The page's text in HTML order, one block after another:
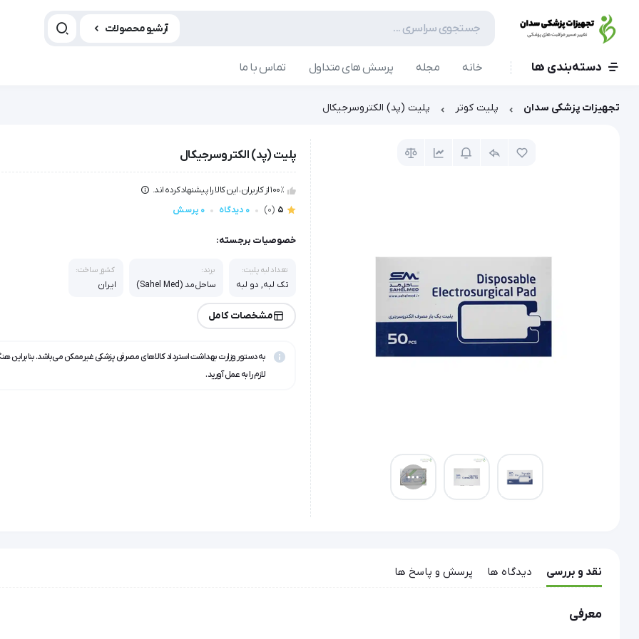
آرشیو محصولات
دسته‌بندی ها خانه مجله پرسش های متداول تماس با ما
تجهیزات پزشکی سدان پلیت کوتر پلیت (پد) الکتروسرجیکال
پلیت (پد) الکتروسرجیکال
100٪ از کاربران، این کالا را پیشنهاد کرده اند.
5
(0) 0 دیدگاه 0 پرسش
خصوصیات برجسته:
تعداد لبه پلیت:
تک لبه, دو لبه
برند:
ساحل‌مد (Sahel Med)
کشور ساخت:
ایران
مشخصات کامل
به دستور وزارت بهداشت استرداد کالاهای مصرفی پزشکی غیرممکن می‌باشد. بنابراین
لازم را به عمل آورید.
نقد و بررسی دیدگاه ها پرسش و پاسخ ها
معرفی